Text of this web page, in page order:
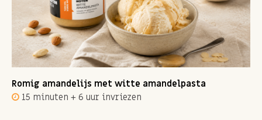
Romig amandelijs met witte amandelpasta
15 minuten + 6 uur invriezen